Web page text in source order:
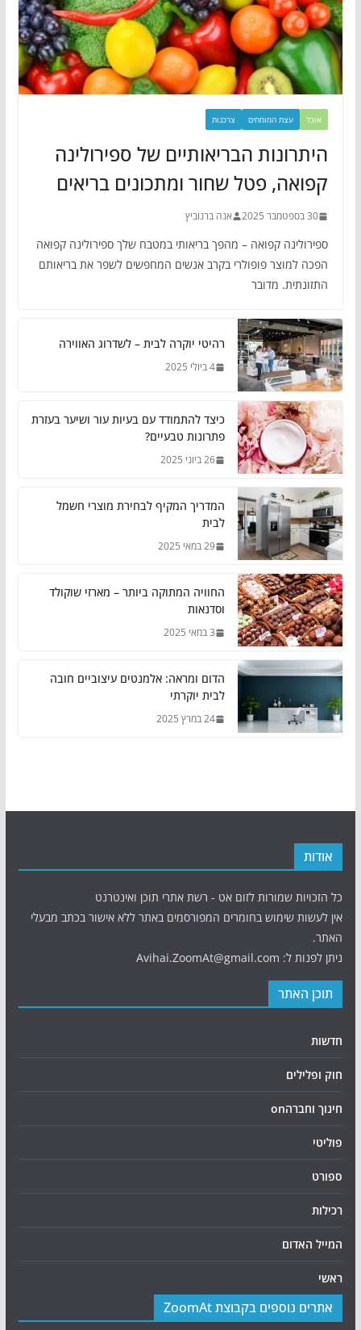
אוכל עצת המומחים צרכנות
היתרונות הבריאותיים של ספירולינה
קפואה, פטל שחור ומתכונים בריאים
30 בספטמבר 2025 אנה ברנוביץ
ספירולינה קפואה – מהפך בריאותי במטבח שלך ספירולינה קפואה
הפכה למוצר פופולרי בקרב אנשים המחפשים לשפר את בריאותם
התזונתית. מדובר
רהיטי יוקרה לבית – לשדרוג האווירה
4 ביולי 2025
כיצד להתמודד עם בעיות עור ושיער בעזרת
פתרונות טבעיים?
26 ביוני 2025
המדריך המקיף לבחירת מוצרי חשמל
לבית
29 במאי 2025
החוויה המתוקה ביותר – מארזי שוקולד
וסדנאות
3 במאי 2025
הדום ומראה: אלמנטים עיצוביים חובה
לבית יוקרתי
24 במרץ 2025
אודות
כל הזכויות שמורות לזום אט - רשת אתרי תוכן ואינטרנט
אין לעשות שימוש בחומרים המפורסמים באתר ללא אישור בכתב מבעלי
האתר.
ניתן לפנות ל: Avihai.ZoomAt@gmail.com
תוכן האתר
חדשות
חוק ופלילים
חינוך וחברהon
פוליטי
ספורט
רכילות
המייל האדום
ראשי
אתרים נוספים בקבוצת ZoomAt